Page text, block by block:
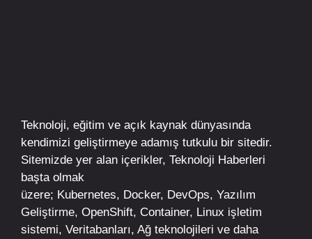
Teknoloji, eğitim ve açık kaynak dünyasında
kendimizi geliştirmeye adamış tutkulu bir sitedir.
Sitemizde yer alan içerikler, Teknoloji Haberleri
başta olmak
üzere; Kubernetes, Docker, DevOps, Yazılım
Geliştirme, OpenShift, Container, Linux işletim
sistemi, Veritabanları, Ağ teknolojileri ve daha